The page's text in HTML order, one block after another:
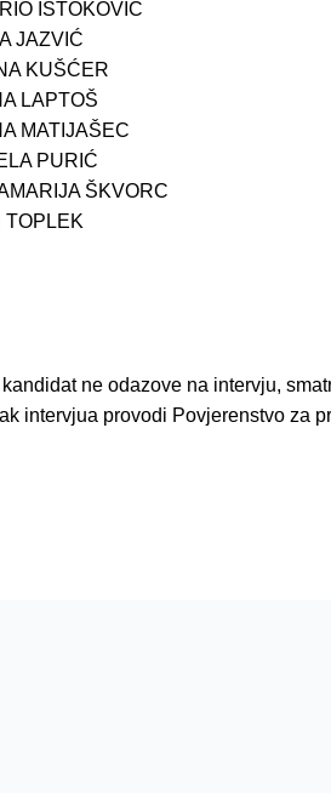
IŠTOKOVIĆ
JAZVIĆ
KUŠĆER
LAPTOŠ
MATIJAŠEC
PURIĆ
ŠKVORC
TOPLEK
ne odazove na intervju,
intervjua provodi Povjerenstvo za